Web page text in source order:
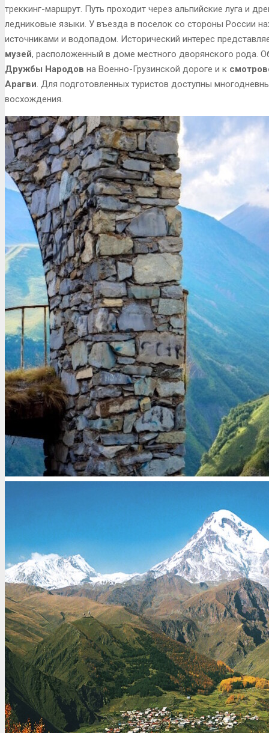
треккинг-маршрут. Путь проходит через альпийские луга и
ледниковые языки. У въезда в поселок со стороны России
источниками и водопадом. Исторический интерес
музей, расположенный в доме местного дворянского рода.
Дружбы Народов на Военно-Грузинской дороге и к
Арагви . Для подготовленных туристов доступны
восхождения.